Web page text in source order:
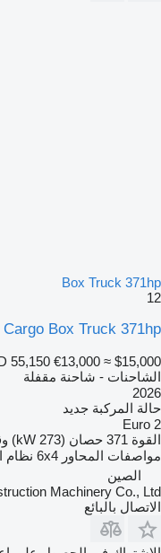
Box Truck 371hp
12
Box Truck 371hp
55,150 €13,000 ≈ $15,000
الشاحنات - شاحنة مقفلة
2026
حالة المركبة جديد
Euro 2
القوة 371 حصان (273 kW)
مواصفات المحاور 6x4 نظام
الصين
Machinery Co., Ltd
الاتصال بالبائع